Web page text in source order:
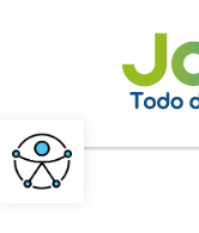
Pular para o